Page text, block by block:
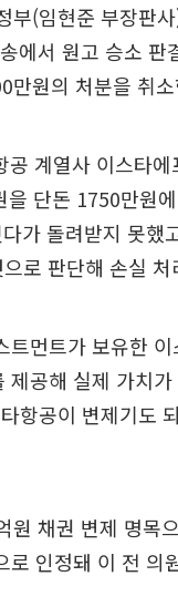
(임현준 부장판
에서 원고 승소 판
원의 처분을 취
계열사 이스타
단돈 1750만원
가 돌려받지 못했
로 판단해 손실 처
먼트가 보유한
공해 실제 가치
항공이 변제기도
채권 변제 명목
인정돼 이 전 의